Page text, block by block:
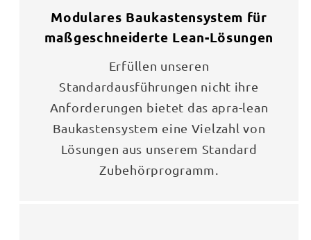
Modulares Baukastensystem für
maßgeschneiderte Lean-Lösungen
Erfüllen unseren
Standardausführungen nicht ihre
Anforderungen bietet das apra-lean
Baukastensystem eine Vielzahl von
Lösungen aus unserem Standard
Zubehörprogramm.